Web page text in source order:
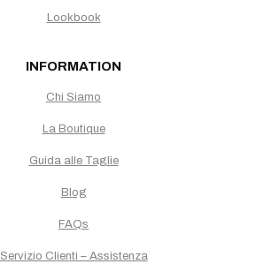
Lookbook
INFORMATION
Chi Siamo
La Boutique
Guida alle Taglie
Blog
FAQs
Servizio Clienti – Assistenza